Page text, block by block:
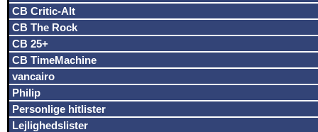
CB Critic-Alt
CB The Rock
CB 25+
CB TimeMachine
vancairo
Philip
Personlige hitlister
Lejlighedslister